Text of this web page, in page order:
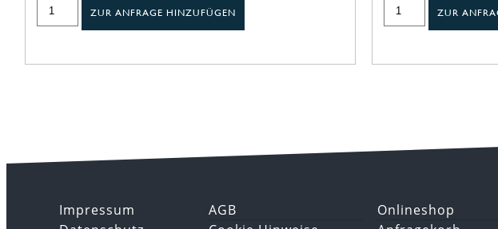
ZUR ANFRAGE HINZUFÜGEN ZUR
Impressum
AGB
Onlineshop